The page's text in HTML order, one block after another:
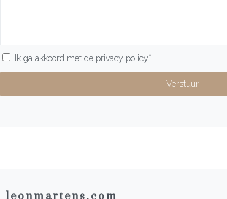
Ik ga akkoord met de privacy policy*